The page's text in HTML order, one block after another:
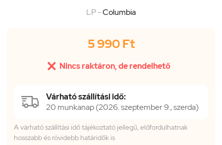
LP -Columbia
5 990 Ft
 Nincs raktáron, de rendelhető
Várható szállítási idő:
20 munkanap (2026. szeptember 9., szerda)
A várható szállítási idő tájékoztató jellegű, előfordulhatnak
hosszabb és rövidebb határidők is